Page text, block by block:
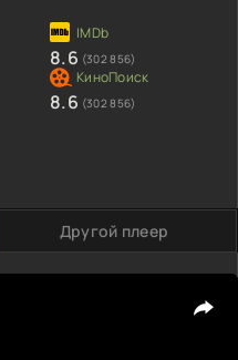
8.6 (302 856)
8.6 (302 856)
Другой плеер